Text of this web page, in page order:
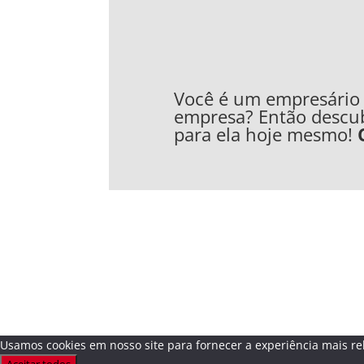
Você é um
empresa? Então
para ela hoje mesmo!
Usamos cookies em nosso site para fornecer a experiência mais